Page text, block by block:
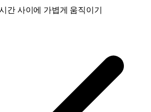
간 사이에 가볍게 움직이기